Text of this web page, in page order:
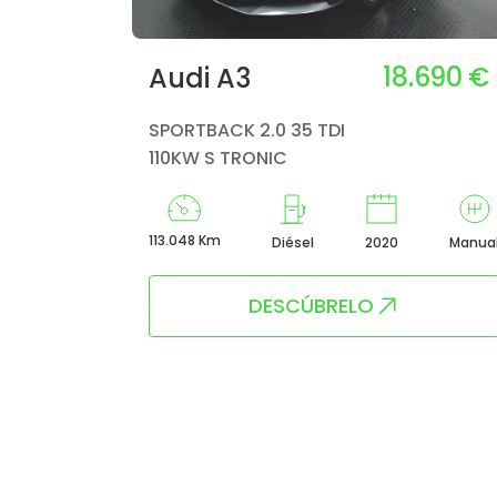
Audi A3
SPORTBACK 2.0 35 TDI
110KW S TRONIC
18.690 €
113.048 Km Diésel 2020
DESCÚBRELO